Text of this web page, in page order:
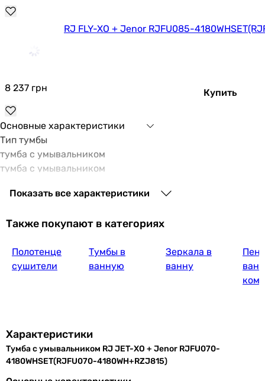
RJ FLY-XO + Jenor RJFU085-
8 237 грн Купить
Основные характеристики
Тип тумбы
тумба с умывальником
тумба с умывальником
напольный
Материал тумбы
ДСП, МДФ
Поверхность тумбы
МДФ
Открытие тумбы
выдвижные ящики
Показать все характеристики
Также покупают в категориях
Полотенце
сушители
Тумбы в
ванную
Зеркала в
ванну
Характеристики
Тумба с умывальником RJ JET-ХО + Jenor RJFU070-
4180WHSET(RJFU070-4180WH+RZJ815)